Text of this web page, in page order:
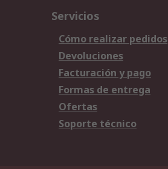
Servicios
Cómo realizar pedidos
Devoluciones
Facturación y pago
Formas de entrega
Ofertas
Soporte técnico